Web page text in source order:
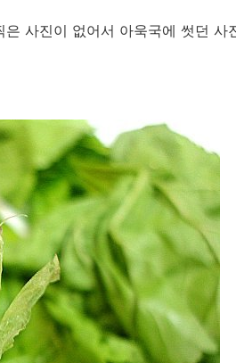
사진이 없어서 아욱국에 썻던 사